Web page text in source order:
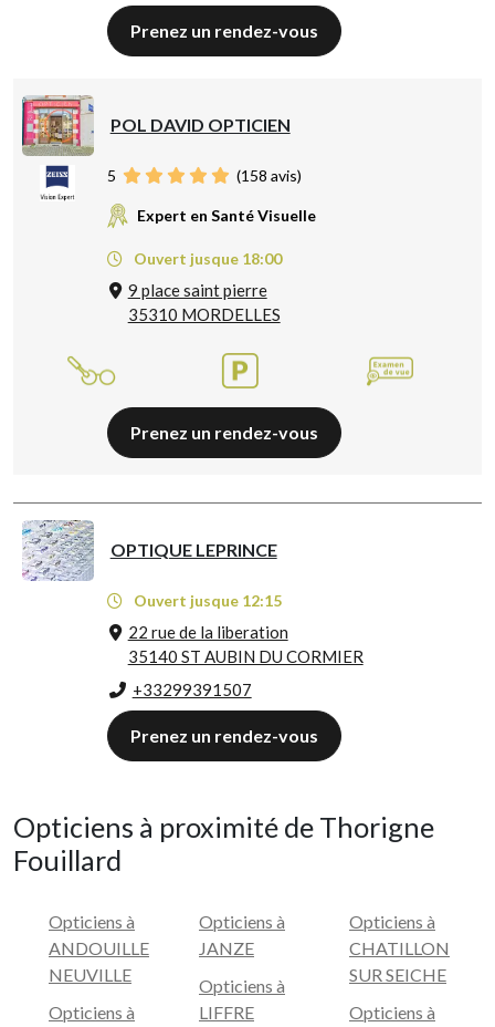
Prenez un rendez-vous
POL DAVID OPTICIEN
5 (158 avis)
Expert en Santé Visuelle
Ouvert jusque 18:00
9 place saint pierre
35310 MORDELLES
Prenez un rendez-vous
OPTIQUE LEPRINCE
Ouvert jusque 12:15
22 rue de la liberation
35140 ST AUBIN DU CORMIER
+33299391507
Prenez un rendez-vous
Opticiens à proximité de Thorigne
Fouillard
Opticiens à
ANDOUILLE
NEUVILLE
Opticiens à
Opticiens à
JANZE
Opticiens à
LIFFRE
Opticiens à
CHATILLON
SUR SEICHE
Opticiens à